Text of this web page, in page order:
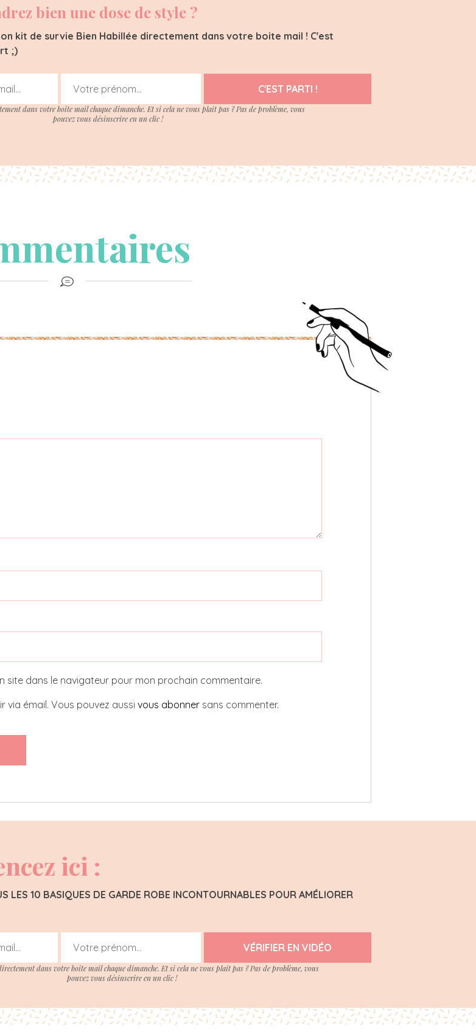
bien une dose de style ?
kit de survie Bien Habillée directement dans votre boite mail ! C'est
;)
C'EST PARTI !
dans votre boite mail chaque dimanche. Et si cela ne vous plait pas ? Pas de problème, vous
pouvez vous désinscrire en un clic !
site dans le navigateur pour mon prochain commentaire.
via émail. Vous pouvez aussi vous abonner sans commenter.
ici :
LES 10 BASIQUES DE GARDE ROBE INCONTOURNABLES POUR AMÉLIORER
VÉRIFIER EN VIDÉO
dans votre boite mail chaque dimanche. Et si cela ne vous plait pas ? Pas de problème, vous
pouvez vous désinscrire en un clic !